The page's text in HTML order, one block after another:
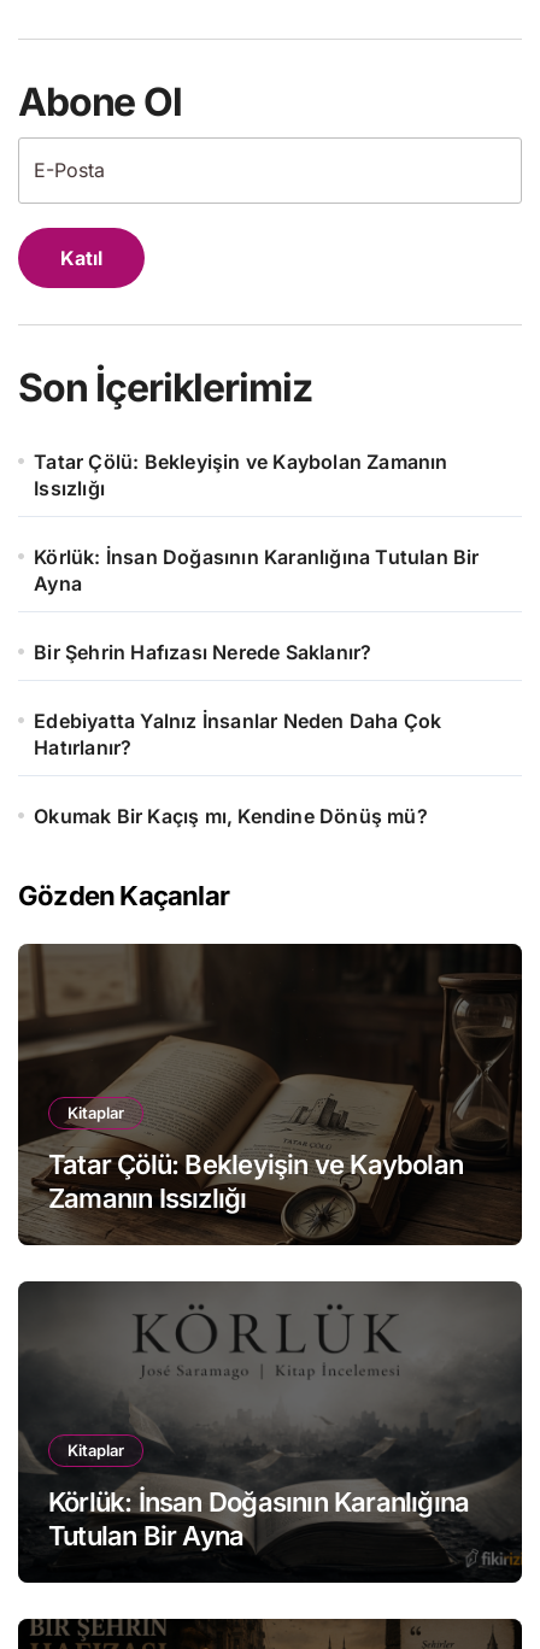
Abone Ol
Katıl
Son İçeriklerimiz
Tatar Çölü: Bekleyişin ve Kaybolan Zamanın
Issızlığı
Körlük: İnsan Doğasının Karanlığına Tutulan Bir
Ayna
Bir Şehrin Hafızası Nerede Saklanır?
Edebiyatta Yalnız İnsanlar Neden Daha Çok
Hatırlanır?
Okumak Bir Kaçış mı, Kendine Dönüş mü?
Gözden Kaçanlar
Kitaplar
Tatar Çölü: Bekleyişin ve Kaybolan
Zamanın Issızlığı
Kitaplar
Körlük: İnsan Doğasının Karanlığına
Tutulan Bir Ayna